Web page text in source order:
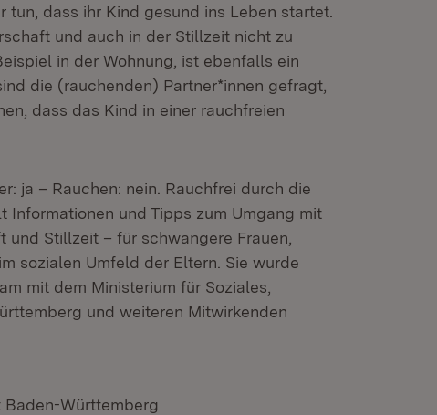
tun, dass ihr Kind gesund ins Leben startet.
und auch in der Stillzeit nicht zu
in der Wohnung, ist ebenfalls ein
die (rauchenden) Partner*innen gefragt,
dass das Kind in einer rauchfreien
ja – Rauchen: nein. Rauchfrei durch die
Informationen und Tipps zum Umgang mit
Stillzeit – für schwangere Frauen,
sozialen Umfeld der Eltern. Sie wurde
mit dem Ministerium für Soziales,
und weiteren Mitwirkenden
Baden-Württemberg